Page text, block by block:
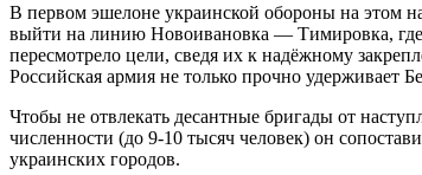
В первом эшелоне украинской обороны на этом
выйти на линию Новоивановка — Тимировка, где
пересмотрело цели, сведя их к надёжному
Российская армия не только прочно удерживает
Чтобы не отвлекать десантные бригады от
численности (до 9-10 тысяч человек) он
украинских городов.